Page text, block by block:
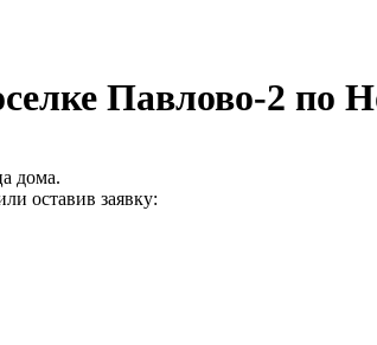
Павлово-2 по
дома.
оставив заявку: